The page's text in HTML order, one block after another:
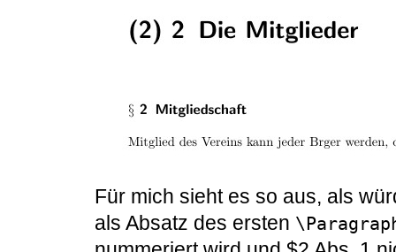
Für mich sieht es so aus, als
als Absatz des ersten